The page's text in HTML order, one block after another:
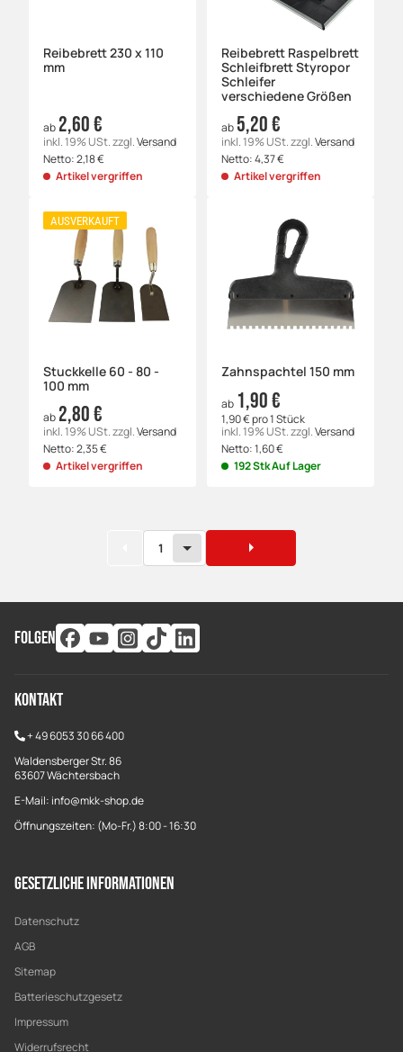
Reibebrett 230 x 110
mm
ab 2,60 €
inkl. 19% USt.zzgl.Versand
Netto:2,18€
Artikel vergriffen
Reibebrett Raspelbrett
Schleifbrett Styropor
Schleifer
verschiedene Größen
ab 5,20 €
inkl. 19% USt.zzgl.Versand
Netto:4,37€
Artikel vergriffen
AUSVERKAUFT
Stuckkelle 60 - 80 -
100 mm
ab 2,80 €
inkl. 19% USt.zzgl.Versand
Netto:2,35€
Artikel vergriffen
Zahnspachtel 150 mm
ab 1,90 €
1,90 € pro 1 Stück
inkl. 19% USt.zzgl.Versand
Netto:1,60€
192 Stk Auf Lager
1
FOLGEN
Kontakt
+49 6053 30 66 400
Waldensberger Str. 86
63607 Wächtersbach
E-Mail: info@mkk-shop.de
Öffnungszeiten: (Mo-Fr.) 8:00 - 16:30
Gesetzliche Informationen
Datenschutz
AGB
Sitemap
Batterieschutzgesetz
Impressum
Widerrufsrecht